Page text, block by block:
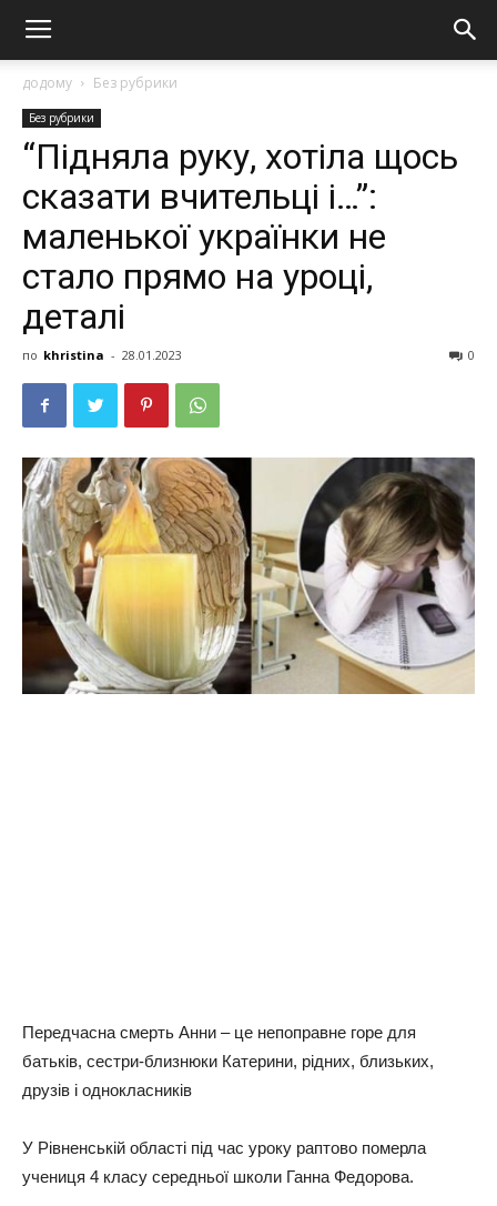
додому Без рубрики
Без рубрики
“Підняла руку, хотіла щось
сказати вчительці і…”:
маленької українки не
стало прямо на уроці,
деталі
по khristina - 28.01.2023 0
Передчасна смерть Анни – це непоправне горе для
батьків, сестри-близнюки Катерини, рідних, близьких,
друзів і однокласників
У Рівненській області під час уроку раптово померла
учениця 4 класу середньої школи Ганна Федорова.